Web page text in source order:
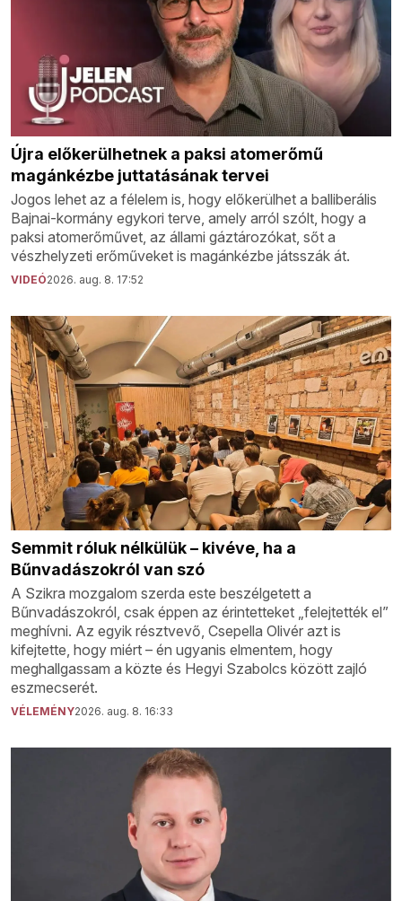
Újra előkerülhetnek a paksi atomerőmű
magánkézbe juttatásának tervei
Jogos lehet az a félelem is, hogy előkerülhet a balliberális
Bajnai-kormány egykori terve, amely arról szólt, hogy a
paksi atomerőművet, az állami gáztározókat, sőt a
vészhelyzeti erőműveket is magánkézbe játsszák át.
VIDEÓ2026. aug. 8. 17:52
Semmit róluk nélkülük – kivéve, ha a
Bűnvadászokról van szó
A Szikra mozgalom szerda este beszélgetett a
Bűnvadászokról, csak éppen az érintetteket „felejtették el”
meghívni. Az egyik résztvevő, Csepella Olivér azt is
kifejtette, hogy miért – én ugyanis elmentem, hogy
meghallgassam a közte és Hegyi Szabolcs között zajló
eszmecserét.
VÉLEMÉNY2026. aug. 8. 16:33